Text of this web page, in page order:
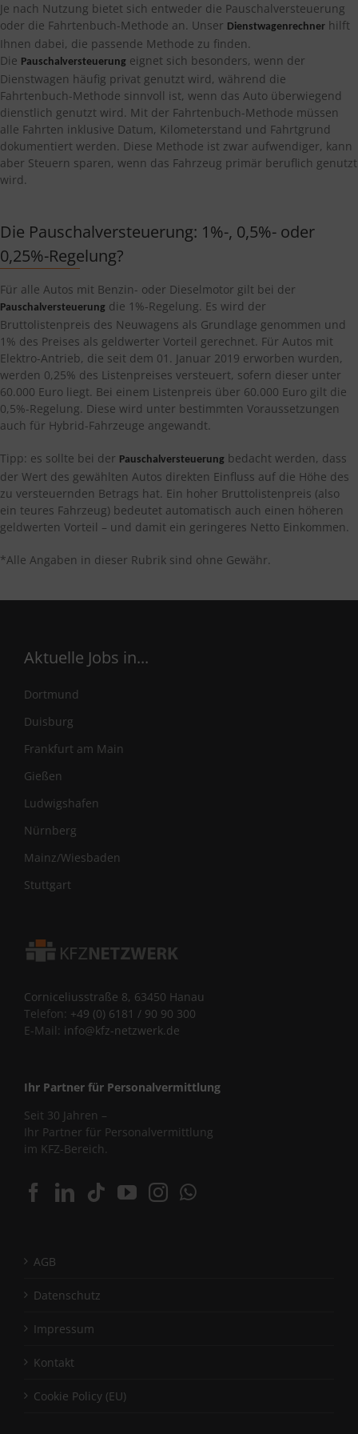
Je nach Nutzung bietet sich entweder die Pauschalversteuerung
oder die Fahrtenbuch-Methode an. Unser Dienstwagenrechnerhilft
Ihnen dabei, die passende Methode zu finden.
Die Pauschalversteuerung eignet sich besonders, wenn der
Dienstwagen häufig privat genutzt wird, während die
Fahrtenbuch-Methode sinnvoll ist, wenn das Auto überwiegend
dienstlich genutzt wird. Mit der Fahrtenbuch-Methode müssen
alle Fahrten inklusive Datum, Kilometerstand und Fahrtgrund
dokumentiert werden. Diese Methode ist zwar aufwendiger, kann
aber Steuern sparen, wenn das Fahrzeug primär beruflich genutzt
wird.
Die Pauschalversteuerung: 1%-, 0,5%- oder
0,25%-Regelung?
Für alle Autos mit Benzin- oder Dieselmotor gilt bei der
Pauschalversteuerungdie 1%-Regelung. Es wird der
Bruttolistenpreis des Neuwagens als Grundlage genommen und
1% des Preises als geldwerter Vorteil gerechnet. Für Autos mit
Elektro-Antrieb, die seit dem 01. Januar 2019 erworben wurden,
werden 0,25% des Listenpreises versteuert, sofern dieser unter
60.000 Euro liegt. Bei einem Listenpreis über 60.000 Euro gilt die
0,5%-Regelung. Diese wird unter bestimmten Voraussetzungen
auch für Hybrid-Fahrzeuge angewandt.
Tipp: es sollte bei der Pauschalversteuerungbedacht werden, dass
der Wert des gewählten Autos direkten Einfluss auf die Höhe des
zu versteuernden Betrags hat. Ein hoher Bruttolistenpreis (also
ein teures Fahrzeug) bedeutet automatisch auch einen höheren
geldwerten Vorteil – und damit ein geringeres Netto Einkommen.
*Alle Angaben in dieser Rubrik sind ohne Gewähr.
Aktuelle Jobs in...
Dortmund
Duisburg
Frankfurt am Main
Gießen
Ludwigshafen
Nürnberg
Mainz/Wiesbaden
Stuttgart
Corniceliusstraße 8, 63450 Hanau
Telefon: +49 (0) 6181 / 90 90 300
E-Mail: info@kfz-netzwerk.de
Ihr Partner für Personalvermittlung
Seit 30 Jahren –
Ihr Partner für Personalvermittlung
im KFZ-Bereich.
AGB
Datenschutz
Impressum
Kontakt
Cookie Policy (EU)